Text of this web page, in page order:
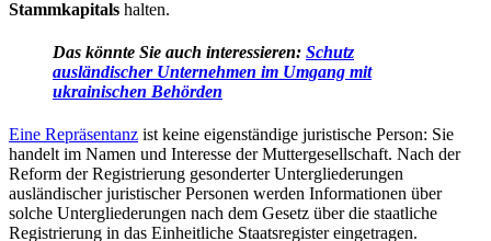
Stammkapitals halten.
Das könnte Sie auch interessieren: Schutz
ausländischer Unternehmen im Umgang mit
ukrainischen Behörden
Eine Repräsentanz ist keine eigenständige juristische Person: Sie
handelt im Namen und Interesse der Muttergesellschaft. Nach der
Reform der Registrierung gesonderter Untergliederungen
ausländischer juristischer Personen werden Informationen über
solche Untergliederungen nach dem Gesetz über die staatliche
Registrierung in das Einheitliche Staatsregister eingetragen.